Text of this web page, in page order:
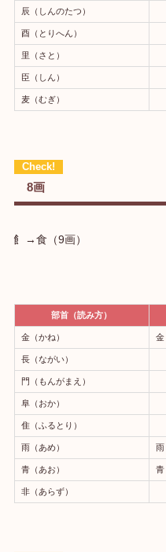
辰（しんのたつ）
酉（とりへん）
里（さと）
臣（しん）
麦（むぎ）
8画
飠→食（9画）
部首（読み方）
金（かね） 金
長（ながい）
門（もんがまえ）
阜（おか）
隹（ふるとり）
雨（あめ） 雨
青（あお） 青
非（あらず）